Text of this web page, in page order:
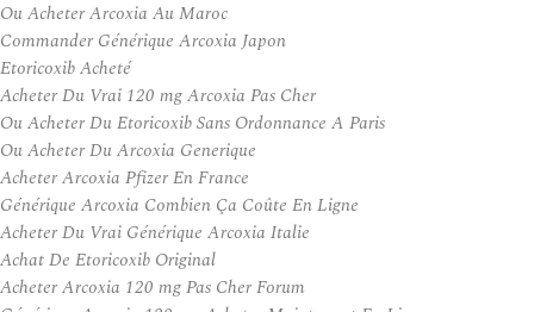
Ou Acheter Arcoxia Au Maroc
Commander Générique Arcoxia Japon
Etoricoxib Acheté
Acheter Du Vrai 120 mg Arcoxia Pas Cher
Ou Acheter Du Etoricoxib Sans Ordonnance A Paris
Ou Acheter Du Arcoxia Generique
Acheter Arcoxia Pfizer En France
Générique Arcoxia Combien Ça Coûte En Ligne
Acheter Du Vrai Générique Arcoxia Italie
Achat De Etoricoxib Original
Acheter Arcoxia 120 mg Pas Cher Forum